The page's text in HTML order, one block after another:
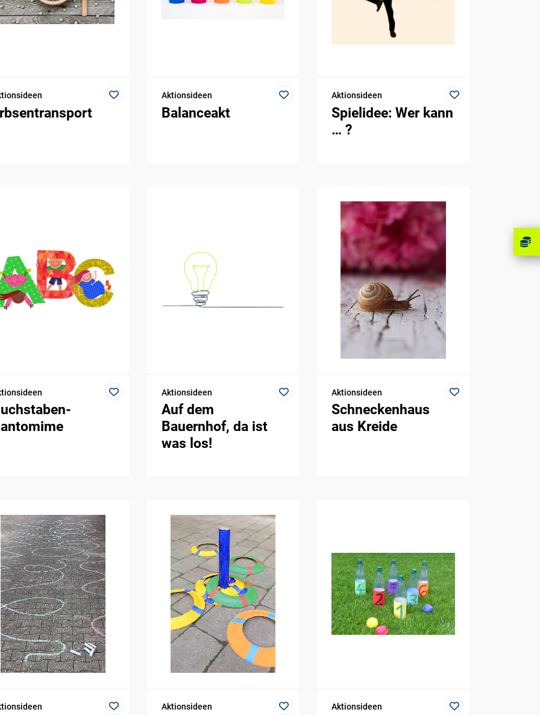
Aktionsideen
Balanceakt
Aktionsideen
Spielidee: Wer kann
… ?
Aktionsideen
Auf dem
Bauernhof, da ist
was los!
Aktionsideen
Schneckenhaus
aus Kreide
Aktionsideen Aktionsideen